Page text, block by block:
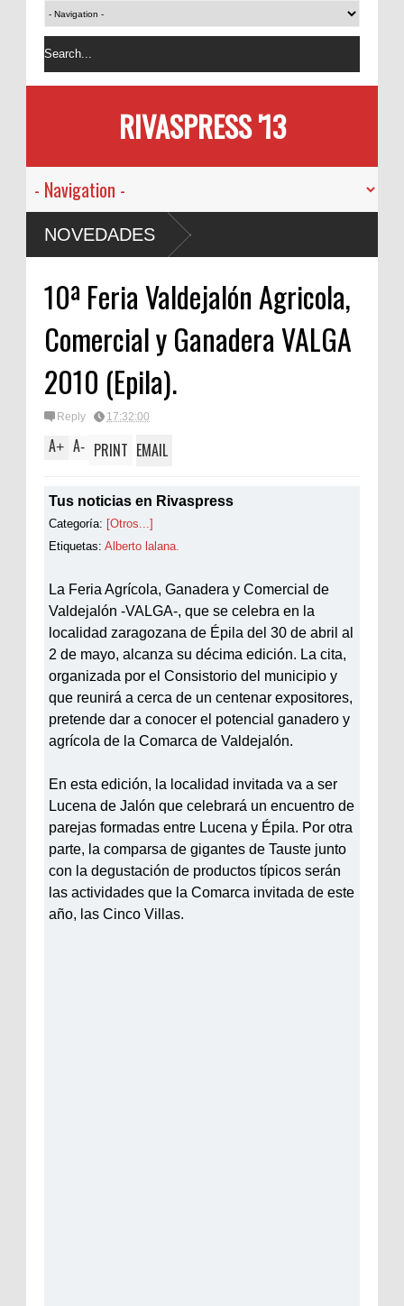
RIVASPRESS '13
NOVEDADES
10ª Feria Valdejalón Agricola,
Comercial y Ganadera VALGA
2010 (Epila).
Reply 17:32:00
A+ A- PRINT EMAIL
Tus noticias en Rivaspress
Categoría: [Otros...]
Etiquetas: Alberto lalana.
La Feria Agrícola, Ganadera y Comercial de
Valdejalón -VALGA-, que se celebra en la
localidad zaragozana de Épila del 30 de abril al
2 de mayo, alcanza su décima edición. La cita,
organizada por el Consistorio del municipio y
que reunirá a cerca de un centenar expositores,
pretende dar a conocer el potencial ganadero y
agrícola de la Comarca de Valdejalón.
En esta edición, la localidad invitada va a ser
Lucena de Jalón que celebrará un encuentro de
parejas formadas entre Lucena y Épila. Por otra
parte, la comparsa de gigantes de Tauste junto
con la degustación de productos típicos serán
las actividades que la Comarca invitada de este
año, las Cinco Villas.